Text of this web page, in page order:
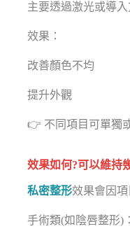
主要透過激光或導
效果：
改善顏色不均
提升外觀
👉 不同項目可單獨
效果如何?可以維持
私密整形效果會因項
手術類(如陰唇整形)